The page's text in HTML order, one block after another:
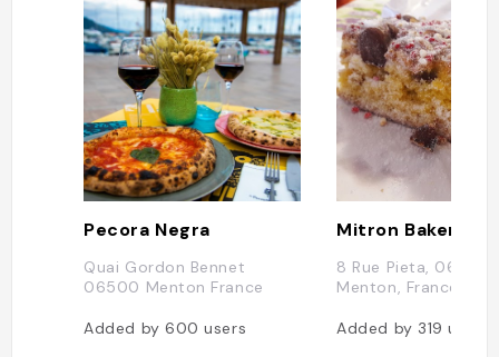
Pecora Negra
Quai Gordon Bennet
06500 Menton France
Added by600users
Mitron Bakery
8 Rue Pieta, 06500
Menton, France
Added by 319users